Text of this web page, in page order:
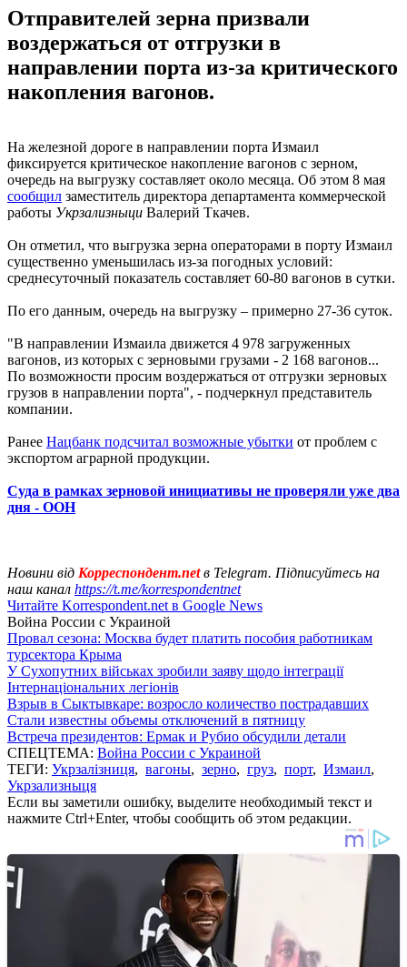
Отправителей зерна призвали
воздержаться от отгрузки в
направлении порта из-за критического
накопления вагонов.
На железной дороге в направлении порта Измаил
фиксируется критическое накопление вагонов с зерном,
очередь на выгрузку составляет около месяца. Об этом 8 мая
сообщил заместитель директора департамента коммерческой
работы Укрзализныци Валерий Ткачев.
Он отметил, что выгрузка зерна операторами в порту Измаил
существенно уменьшилась из-за погодных условий:
среднесуточный показатель составляет 60-80 вагонов в сутки.
По его данным, очередь на выгрузку – примерно 27-36 суток.
"В направлении Измаила движется 4 978 загруженных
вагонов, из которых с зерновыми грузами - 2 168 вагонов...
По возможности просим воздержаться от отгрузки зерновых
грузов в направлении порта", - подчеркнул представитель
компании.
Ранее Нацбанк подсчитал возможные убытки от проблем с
экспортом аграрной продукции.
Суда в рамках зерновой инициативы не проверяли уже два
дня - ООН
Новини від Корреспондент.netв Telegram. Підписуйтесь на
наш канал https://t.me/korrespondentnet
Читайте Korrespondent.net в Google News
Война России с Украиной
Провал сезона: Москва будет платить пособия работникам
турсектора Крыма
У Сухопутних військах зробили заяву щодо інтеграції
Інтернаціональних легіонів
Взрыв в Сыктывкаре: возросло количество пострадавших
Стали известны объемы отключений в пятницу
Встреча президентов: Ермак и Рубио обсудили детали
СПЕЦТЕМА: Война России с Украиной
ТЕГИ: Укрзалізниця, вагоны, зерно, груз, порт, Измаил,
Укрзализныця
Если вы заметили ошибку, выделите необходимый текст и
нажмите Ctrl+Enter, чтобы сообщить об этом редакции.